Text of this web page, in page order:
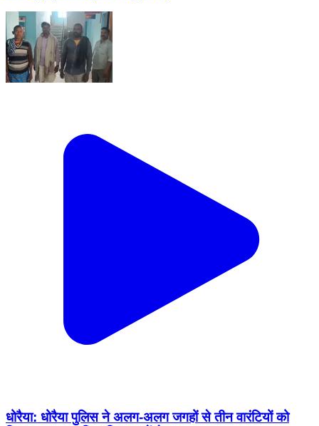
धोरैया: धोरैया पुलिस ने अलग-अलग जगहों से तीन वारंटियों को